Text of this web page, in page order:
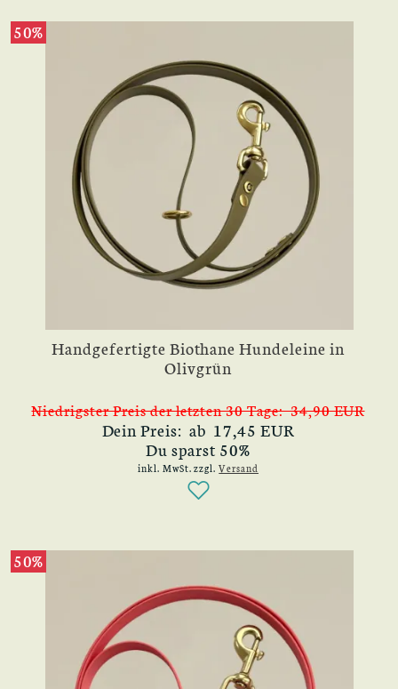
50%
Handgefertigte Biothane Hundeleine in
Olivgrün
Niedrigster Preis der letzten 30 Tage: 34,90 EUR
Dein Preis: ab 17,45 EUR
Du sparst 50%
inkl. MwSt. zzgl.Versand
50%